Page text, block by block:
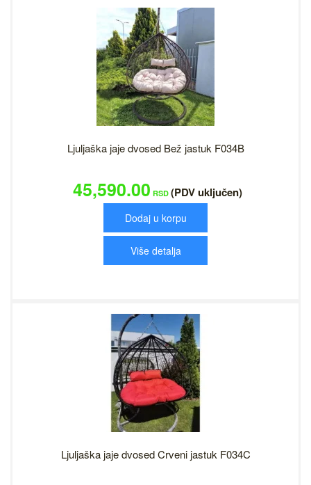
Ljuljaška jaje dvosed Bež jastuk F034B
45,590.00 RSD (PDV uključen)
Dodaj u korpu
Više detalja
Ljuljaška jaje dvosed Crveni jastuk F034C